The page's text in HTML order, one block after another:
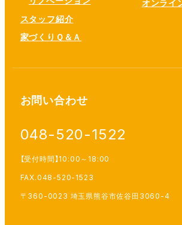
スタッフ紹介
家づくりＱ＆Ａ
オンライ
お問い合わせ
048-520-1522
【受付時間】10:00～18:00
FAX.048-520-1523
〒360-0023 埼玉県熊谷市佐谷田3060-4